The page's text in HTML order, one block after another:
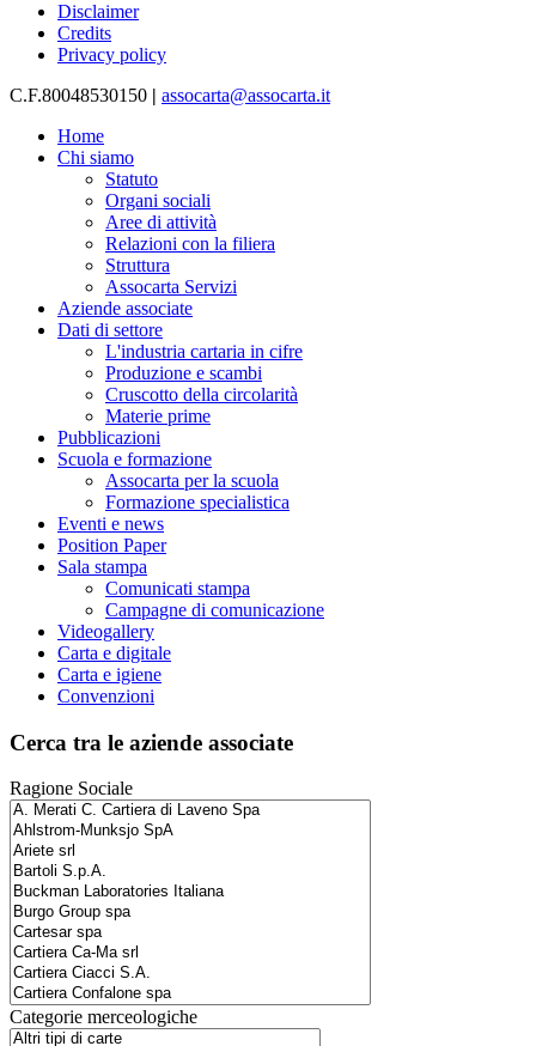
Disclaimer
Credits
Privacy policy
C.F.80048530150 | assocarta@assocarta.it
Home
Chi siamo
Statuto
Organi sociali
Aree di attività
Relazioni con la filiera
Struttura
Assocarta Servizi
Aziende associate
Dati di settore
L'industria cartaria in cifre
Produzione e scambi
Cruscotto della circolarità
Materie prime
Pubblicazioni
Scuola e formazione
Assocarta per la scuola
Formazione specialistica
Eventi e news
Position Paper
Sala stampa
Comunicati stampa
Campagne di comunicazione
Videogallery
Carta e digitale
Carta e igiene
Convenzioni
Cerca tra le aziende associate
Ragione Sociale
Categorie merceologiche